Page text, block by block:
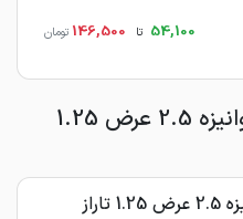
54,100 تا 146,500 تومان
لیست فروشندگان ورق گالوانیزه 2.5 عرض 1.25
ورق گالوانیزه 2.5 عرض 1.25 تاراز